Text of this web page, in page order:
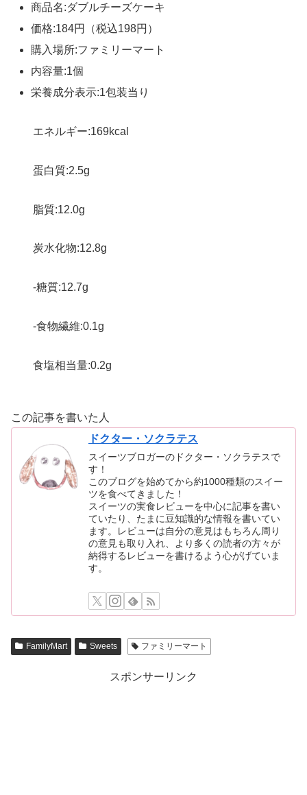
商品名:ダブルチーズケーキ
価格:184円（税込198円）
購入場所:ファミリーマート
内容量:1個
栄養成分表示:1包装当り
エネルギー:169kcal
蛋白質:2.5g
脂質:12.0g
炭水化物:12.8g
-糖質:12.7g
-食物繊維:0.1g
食塩相当量:0.2g
この記事を書いた人
ドクター・ソクラテス
スイーツブロガーのドクター・ソクラテスで
す！
このブログを始めてから約1000種類のスイー
ツを食べてきました！
スイーツの実食レビューを中心に記事を書い
ていたり、たまに豆知識的な情報を書いてい
ます。レビューは自分の意見はもちろん周り
の意見も取り入れ、より多くの読者の方々が
納得するレビューを書けるよう心がげていま
す。
FamilyMart Sweets ファミリーマート
スポンサーリンク